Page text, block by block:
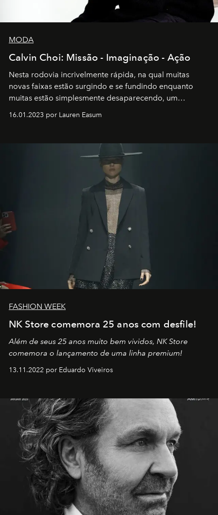
MODA
Calvin Choi: Missão - Imaginação - Ação
Nesta rodovia incrivelmente rápida, na qual muitas
novas faixas estão surgindo e se fundindo enquanto
muitas estão simplesmente desaparecendo, um
transportador AMTD abrindo caminho para muitos
por propósitos, com um claro senso de missão na vida e
16.01.2023 por Lauren Easum
FASHION WEEK
NK Store comemora 25 anos com desfile!
Além de seus 25 anos muito bem vividos, NK Store
comemora o lançamento de uma linha premium!
13.11.2022 por Eduardo Viveiros